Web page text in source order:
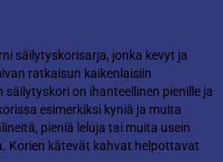
säilytyskorisarja, jonka kevyt ja
ratkaisun kaikenlaisiin
on ihanteellinen pienille ja
esimerkiksi kyniä ja muita
pieniä leluja tai muita usein
Korien kätevät kahvat helpottavat